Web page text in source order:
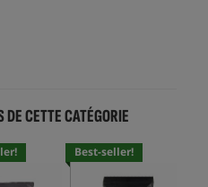
CETTE CATÉGORIE
Best-seller!